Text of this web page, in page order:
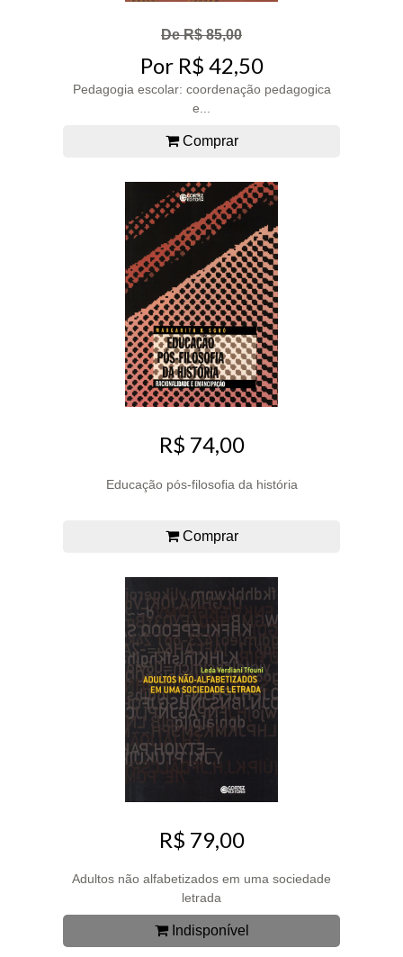
De R$ 85,00
Por R$ 42,50
Pedagogia escolar: coordenação pedagogica
e...
Comprar
R$ 74,00
Educação pós-filosofia da história
Comprar
R$ 79,00
Adultos não alfabetizados em uma sociedade
letrada
Indisponível